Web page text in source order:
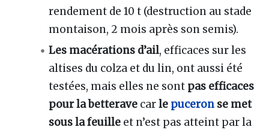
rendement de 10 t (destruction au stade
montaison, 2 mois après son semis).
Les macérations d’ail, efficaces sur les
altises du colza et du lin, ont aussi été
testées, mais elles ne sont pas efficaces
pour la betterave carle puceron se met
sous la feuille et n’est pas atteint par la